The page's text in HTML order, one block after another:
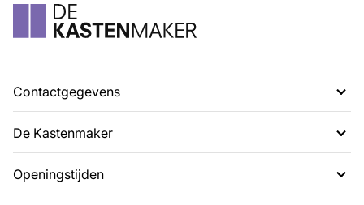
Contactgegevens
G. Rietveldweg 6
1703 DD Heerhugowaard
072 574 48 54
De Kastenmaker
Over ons
Openingstijden